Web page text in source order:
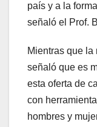
país y a la
señaló el Prof.
Mientras que
señaló que es
esta oferta de
con
hombres y